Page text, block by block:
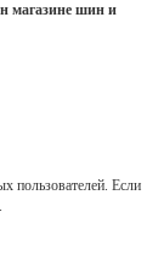
магазине шин и
пользователей. Если